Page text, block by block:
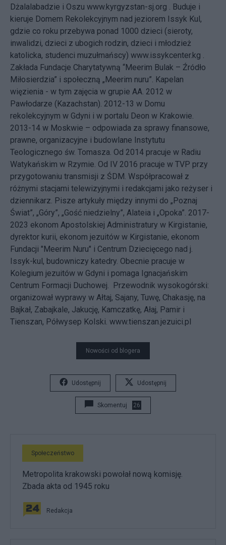
Dżalalabadzie i Oszu www.kyrgyzstan-sj.org . Buduje i
kieruje Domem Rekolekcyjnym nad jeziorem Issyk Kul,
gdzie co roku przebywa ponad 1000 dzieci (sieroty,
inwalidzi, dzieci z ubogich rodzin, dzieci i młodzież
katolicka, studenci muzułmańscy) www.issykcenter.kg .
Zakłada Fundacje Charytatywną “Meerim Bulak – Źródło
Miłosierdzia” i społeczną „Meerim nuru”. Kapelan
więzienia - w tym zajęcia w grupie AA. 2012 w
Pawłodarze (Kazachstan). 2012-13 w Domu
rekolekcyjnym w Gdyni i w portalu Deon w Krakowie.
2013-14 w Moskwie – odpowiada za sprawy finansowe,
prawne, organizacyjne i budowlane Instytutu
Teologicznego św. Tomasza. Od 2014 pracuje w Radiu
Watykańskim w Rzymie. Od IV 2016 pracuje w TVP przy
przygotowaniu transmisji z ŚDM. Współpracował z
różnymi stacjami telewizyjnymi i redakcjami jako reżyser i
dziennikarz. Pisze artykuły między innymi do „Poznaj
Świat”, „Góry”, „Gość niedzielny”, Alateia i „Opoka”. 2017-
2023 ekonom Apostolskiej Administratury w Kirgistanie,
dyrektor kurii, ekonom jezuitów w Kirgistanie, ekonom
Fundacji "Meerim Nuru" i Centrum Dziecięcego nad j.
Issyk-kul, budowniczy katedry. Obecnie pracuje w
Kolegium jezuitów w Gdyni i pomaga Ignacjańskim
Centrum Formacji Duchowej. Przewodnik wysokogórski:
organizował wyprawy w Ałtaj, Sajany, Tuwę, Chakasję, na
Bajkał, Zabajkale, Jakucję, Kamczatkę, Ałaj, Pamir i
Tienszan, Półwysep Kolski. www.tienszan.jezuici.pl
Nowości od blogera
Udostępnij Udostępnij
Skomentuj 26
Społeczeństwo
Metropolita krakowski powołał nową komisję.
Zbada akta od 1945 roku
Redakcja